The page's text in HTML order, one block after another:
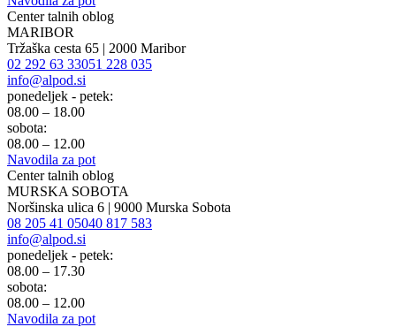
Center talnih oblog
MARIBOR
Tržaška cesta 65 | 2000 Maribor
02 292 63 33051 228 035
info@alpod.si
ponedeljek - petek:
08.00 – 18.00
sobota:
08.00 – 12.00
Navodila za pot
Center talnih oblog
MURSKA SOBOTA
Noršinska ulica 6 | 9000 Murska Sobota
08 205 41 05040 817 583
info@alpod.si
ponedeljek - petek:
08.00 – 17.30
sobota:
08.00 – 12.00
Navodila za pot